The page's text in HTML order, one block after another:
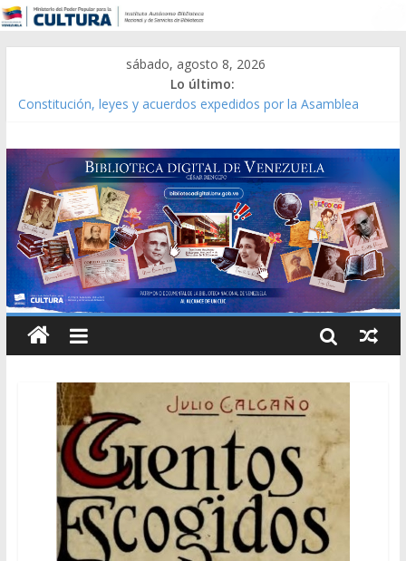
sábado, agosto 8, 2026
Lo último:
Constitución, leyes y acuerdos expedidos por la Asamblea
Modesta Bor Sánchez [material gráfico]
Gaceta Oficial de la República de Venezuela año CXXXIII Mes V,
Caracas 09 de marzo de 2006 N° 38.394
Catálogo temático de obras de Modesta Bor